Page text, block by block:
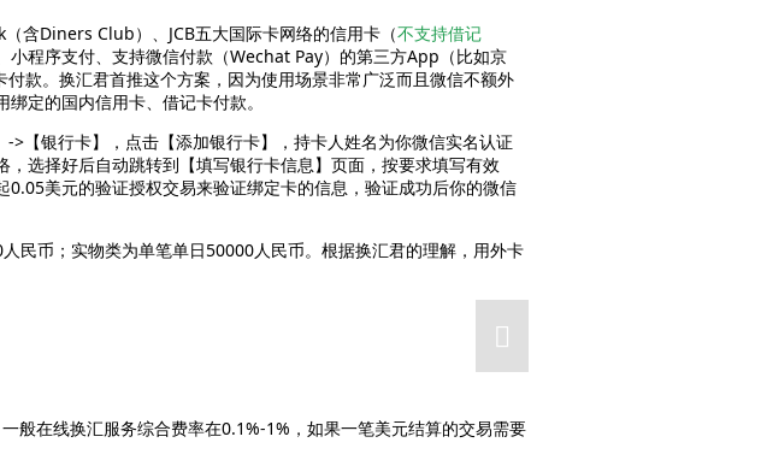
含Diners Club）、JCB五大国际卡网络的信用卡（不支持借记
程序支付、支持微信付款（Wechat Pay）的第三方App（比如京
款。换汇君首推这个方案，因为使用场景非常广泛而且微信不额外
定的国内信用卡、借记卡付款。
【银行卡】，点击【添加银行卡】，持卡人姓名为你微信实名认证
选择好后自动跳转到【填写银行卡信息】页面，按要求填写有效
美元的验证授权交易来验证绑定卡的信息，验证成功后你的微信
民币；实物类为单笔单日50000人民币。根据换汇君的理解，用外卡
一般在线换汇服务综合费率在0.1%-1%，如果一笔美元结算的交易需要